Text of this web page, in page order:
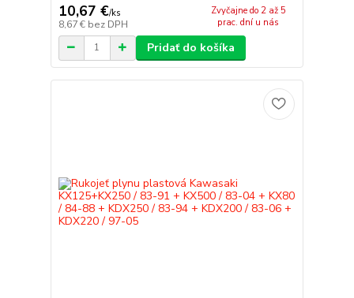
10,67 €/ks
8,67 € bez DPH
Zvyčajne do 2 až 5
prac. dní u nás
Pridať do košíka